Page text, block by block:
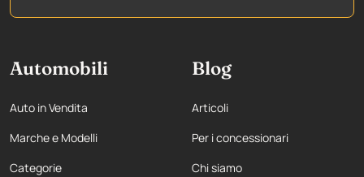
Automobili
Auto in Vendita
Marche e Modelli
Categorie
Blog
Articoli
Per i concessionari
Chi siamo